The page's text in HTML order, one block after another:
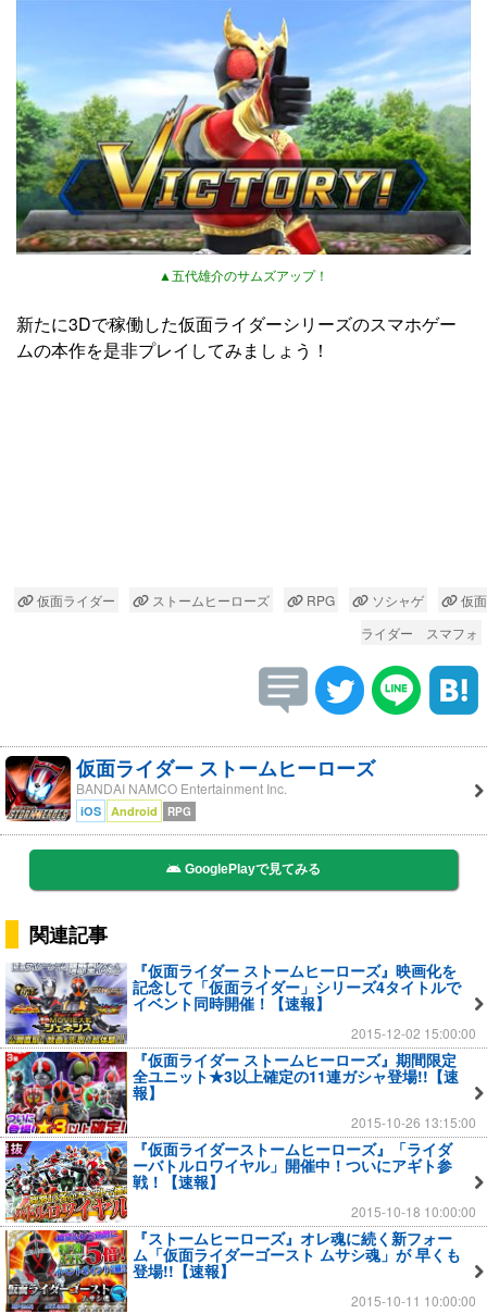
▲五代雄介のサムズアップ！
新たに3Dで稼働した仮面ライダーシリーズのスマホゲー
ムの本作を是非プレイしてみましょう！
仮面ライダー ストームヒーローズ RPG ソシャゲ
仮面
ライダー スマフォ
仮面ライダー ストームヒーローズ
BANDAI NAMCO Entertainment Inc.
iOS Android RPG
GooglePlayで見てみる
関連記事
『仮面ライダー ストームヒーローズ』映画化を
記念して「仮面ライダー」シリーズ4タイトルで
イベント同時開催！【速報】
2015-12-02 15:00:00
『仮面ライダー ストームヒーローズ』期間限定
全ユニット★3以上確定の11連ガシャ登場!!【速
報】
2015-10-26 13:15:00
『仮面ライダーストームヒーローズ』「ライダ
ーバトルロワイヤル」開催中！ついにアギト参
戦！【速報】
2015-10-18 10:00:00
『ストームヒーローズ』オレ魂に続く新フォー
ム「仮面ライダーゴースト ムサシ魂」が 早くも
登場!!【速報】
2015-10-11 10:00:00